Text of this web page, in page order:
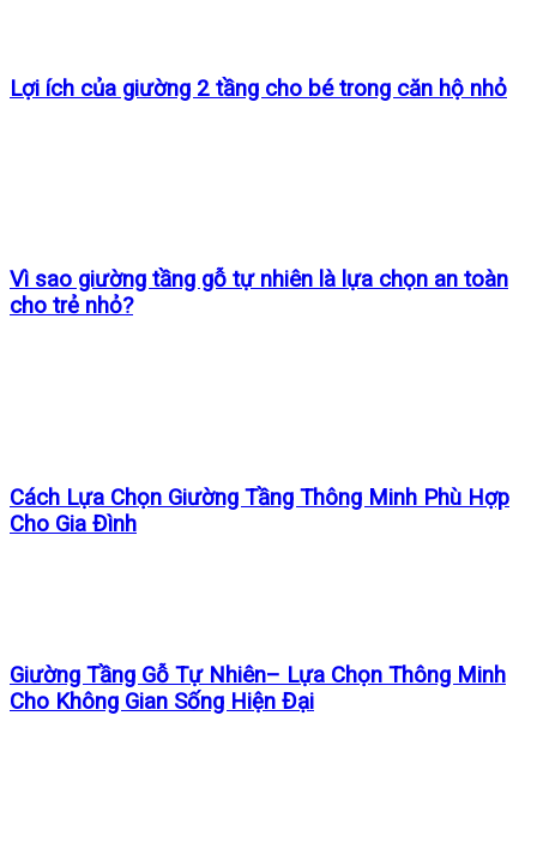
Lợi ích của giường 2 tầng cho bé trong căn hộ nhỏ
Vì sao giường tầng gỗ tự nhiên là lựa chọn an toàn
cho trẻ nhỏ?
Cách Lựa Chọn Giường Tầng Thông Minh Phù Hợp
Cho Gia Đình
Giường Tầng Gỗ Tự Nhiên– Lựa Chọn Thông Minh
Cho Không Gian Sống Hiện Đại